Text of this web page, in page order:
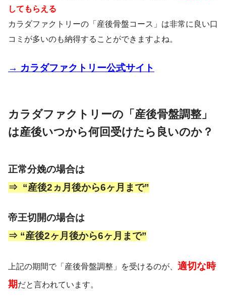
してもらえる
カラダファクトリーの「産後骨盤コース」は非常に良い口
コミが多いのも納得することができますよね。
→ カラダファクトリー公式サイト
カラダファクトリーの「産後骨盤調整」
は産後いつから何回受けたら良いのか？
正常分娩の場合は
⇒ “産後2ヵ月後から6ヶ月まで”
帝王切開の場合は
⇒ “産後2ヶ月後から6ヶ月まで”
上記の期間で「産後骨盤調整」を受けるのが、 適切な時
期だと言われています。